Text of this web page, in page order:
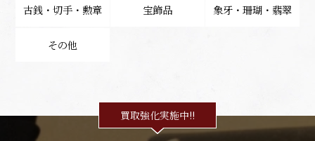
古銭・切手・勲章 宝飾品 象牙・珊瑚・翡翠
その他
買取強化実施中!!